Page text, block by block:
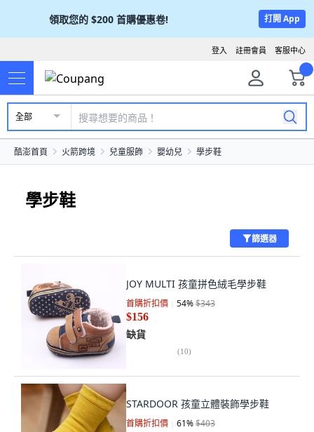
領取您的 $200 首購優惠卷! 打開 App
客服中心
註冊會員
登入
全部
酷澎首頁 火箭跨境 兒童服飾 嬰幼兒 學步鞋
學步鞋
篩選器
JOY MULTI 孩童拼色絨毛學步鞋
首購折扣價 54%$343
$156
缺貨
(10)
STARDOOR 孩童立體裝飾學步鞋
首購折扣價 61%$403